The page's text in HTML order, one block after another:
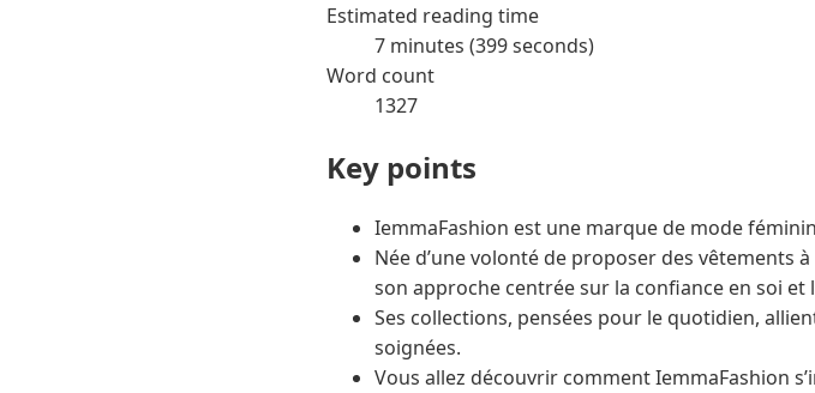
Estimated reading time
7 minutes (399 seconds)
Word count
1327
Key points
IemmaFashion est une marque de mode
Née d’une volonté de proposer des vêtements
son approche centrée sur la confiance en soi
Ses collections, pensées pour le quotidien,
soignées.
Vous allez découvrir comment IemmaFashion